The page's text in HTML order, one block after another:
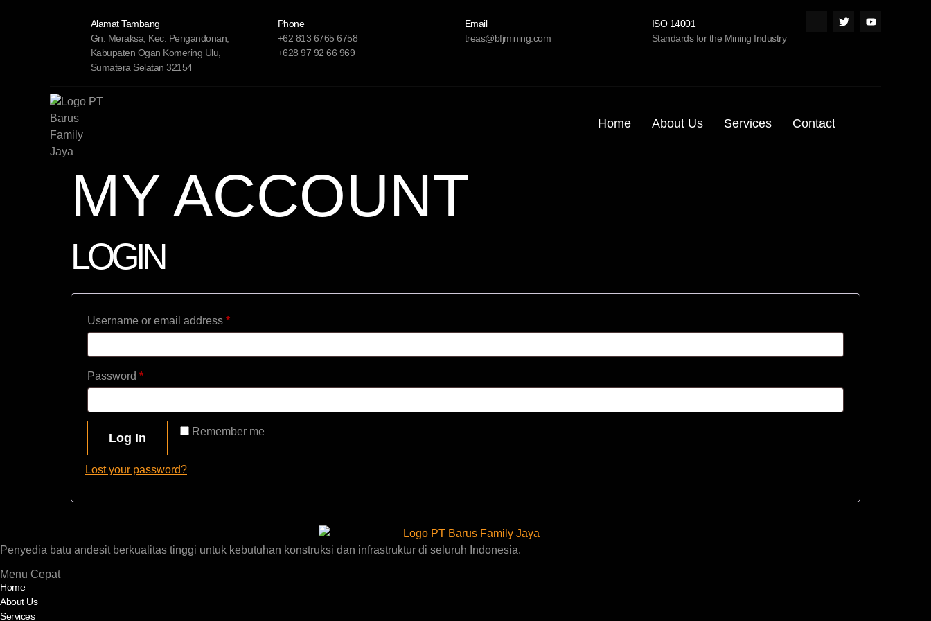
Alamat Tambang
Gn. Meraksa, Kec. Pengandonan,
Kabupaten Ogan Komering Ulu,
Sumatera Selatan 32154
Phone
+62 813 6765 6758
+628 97 92 66 969
Email
treas@bfjmining.com
ISO 14001
Standards for the Mining Industry
Home About Us Services Contact
MY ACCOUNT
LOGIN
Username or email address *
Password *
Remember me
Log In
Lost your password?
Penyedia batu andesit berkualitas tinggi untuk kebutuhan konstruksi dan infrastruktur di seluruh Indonesia.
Menu Cepat
Home
About Us
Services